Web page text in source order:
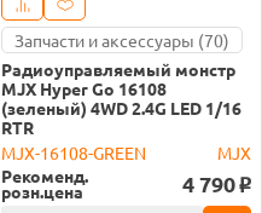
Запчасти и аксессуары (70)
Радиоуправляемый монстр
MJX Hyper Go 16108
(зеленый) 4WD 2.4G LED 1/16
RTR
MJX-16108-GREEN
MJX
Рекоменд.
розн.цена 4 790 o